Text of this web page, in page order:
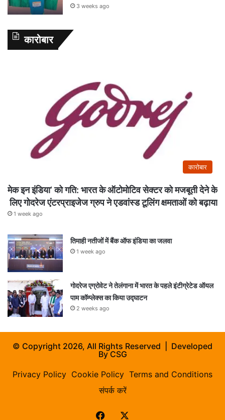
3 weeks ago
कारोबार
कारोबार
मेक इन इंडिया’ को गति: भारत के ऑटोमोटिव सेक्टर को मजबूती देने के
लिए गोदरेज एंटरप्राइजेज ग्रुप ने एडवांस्ड टूलिंग क्षमताओं को बढ़ाया
1 week ago
तिमाही नतीजों में बैंक ऑफ इंडिया का जलवा
1 week ago
गोदरेज एग्रोवेट ने तेलंगाना में भारत के पहले इंटीग्रेटेड ऑयल
पाम कॉम्प्लेक्स का किया उद्घाटन
2 weeks ago
© Copyright 2026, All Rights Reserved | Developed
ByCSG
Privacy Policy Cookie Policy Terms and Conditions
संपर्क करें
Facebook